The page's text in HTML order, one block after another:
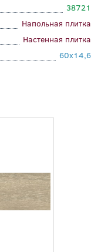
38721
Напольная плитка
Настенная плитка
60x14,6